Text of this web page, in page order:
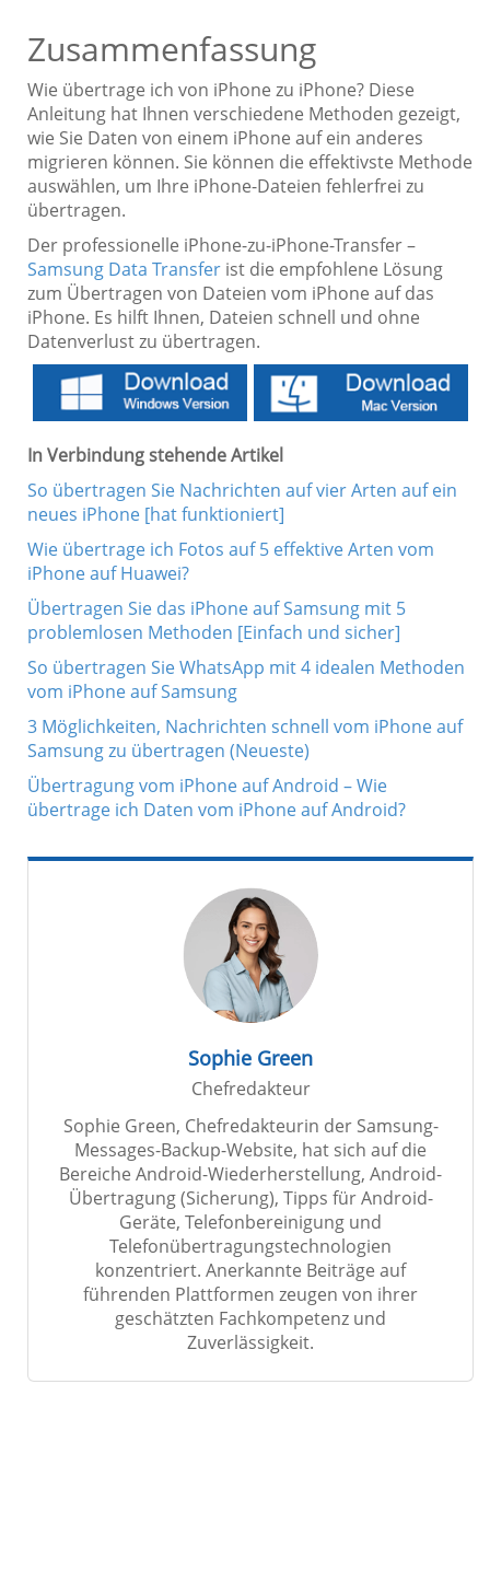
Zusammenfassung
Wie übertrage ich von iPhone zu iPhone? Diese
Anleitung hat Ihnen verschiedene Methoden gezeigt,
wie Sie Daten von einem iPhone auf ein anderes
migrieren können. Sie können die effektivste Methode
auswählen, um Ihre iPhone-Dateien fehlerfrei zu
übertragen.
Der professionelle iPhone-zu-iPhone-Transfer –
Samsung Data Transfer ist die empfohlene Lösung
zum Übertragen von Dateien vom iPhone auf das
iPhone. Es hilft Ihnen, Dateien schnell und ohne
Datenverlust zu übertragen.
In Verbindung stehende Artikel
So übertragen Sie Nachrichten auf vier Arten auf ein
neues iPhone [hat funktioniert]
Wie übertrage ich Fotos auf 5 effektive Arten vom
iPhone auf Huawei?
Übertragen Sie das iPhone auf Samsung mit 5
problemlosen Methoden [Einfach und sicher]
So übertragen Sie WhatsApp mit 4 idealen Methoden
vom iPhone auf Samsung
3 Möglichkeiten, Nachrichten schnell vom iPhone auf
Samsung zu übertragen (Neueste)
Übertragung vom iPhone auf Android – Wie
übertrage ich Daten vom iPhone auf Android?
Sophie Green
Chefredakteur
Sophie Green, Chefredakteurin der Samsung-
Messages-Backup-Website, hat sich auf die
Bereiche Android-Wiederherstellung, Android-
Übertragung (Sicherung), Tipps für Android-
Geräte, Telefonbereinigung und
Telefonübertragungstechnologien
konzentriert. Anerkannte Beiträge auf
führenden Plattformen zeugen von ihrer
geschätzten Fachkompetenz und
Zuverlässigkeit.